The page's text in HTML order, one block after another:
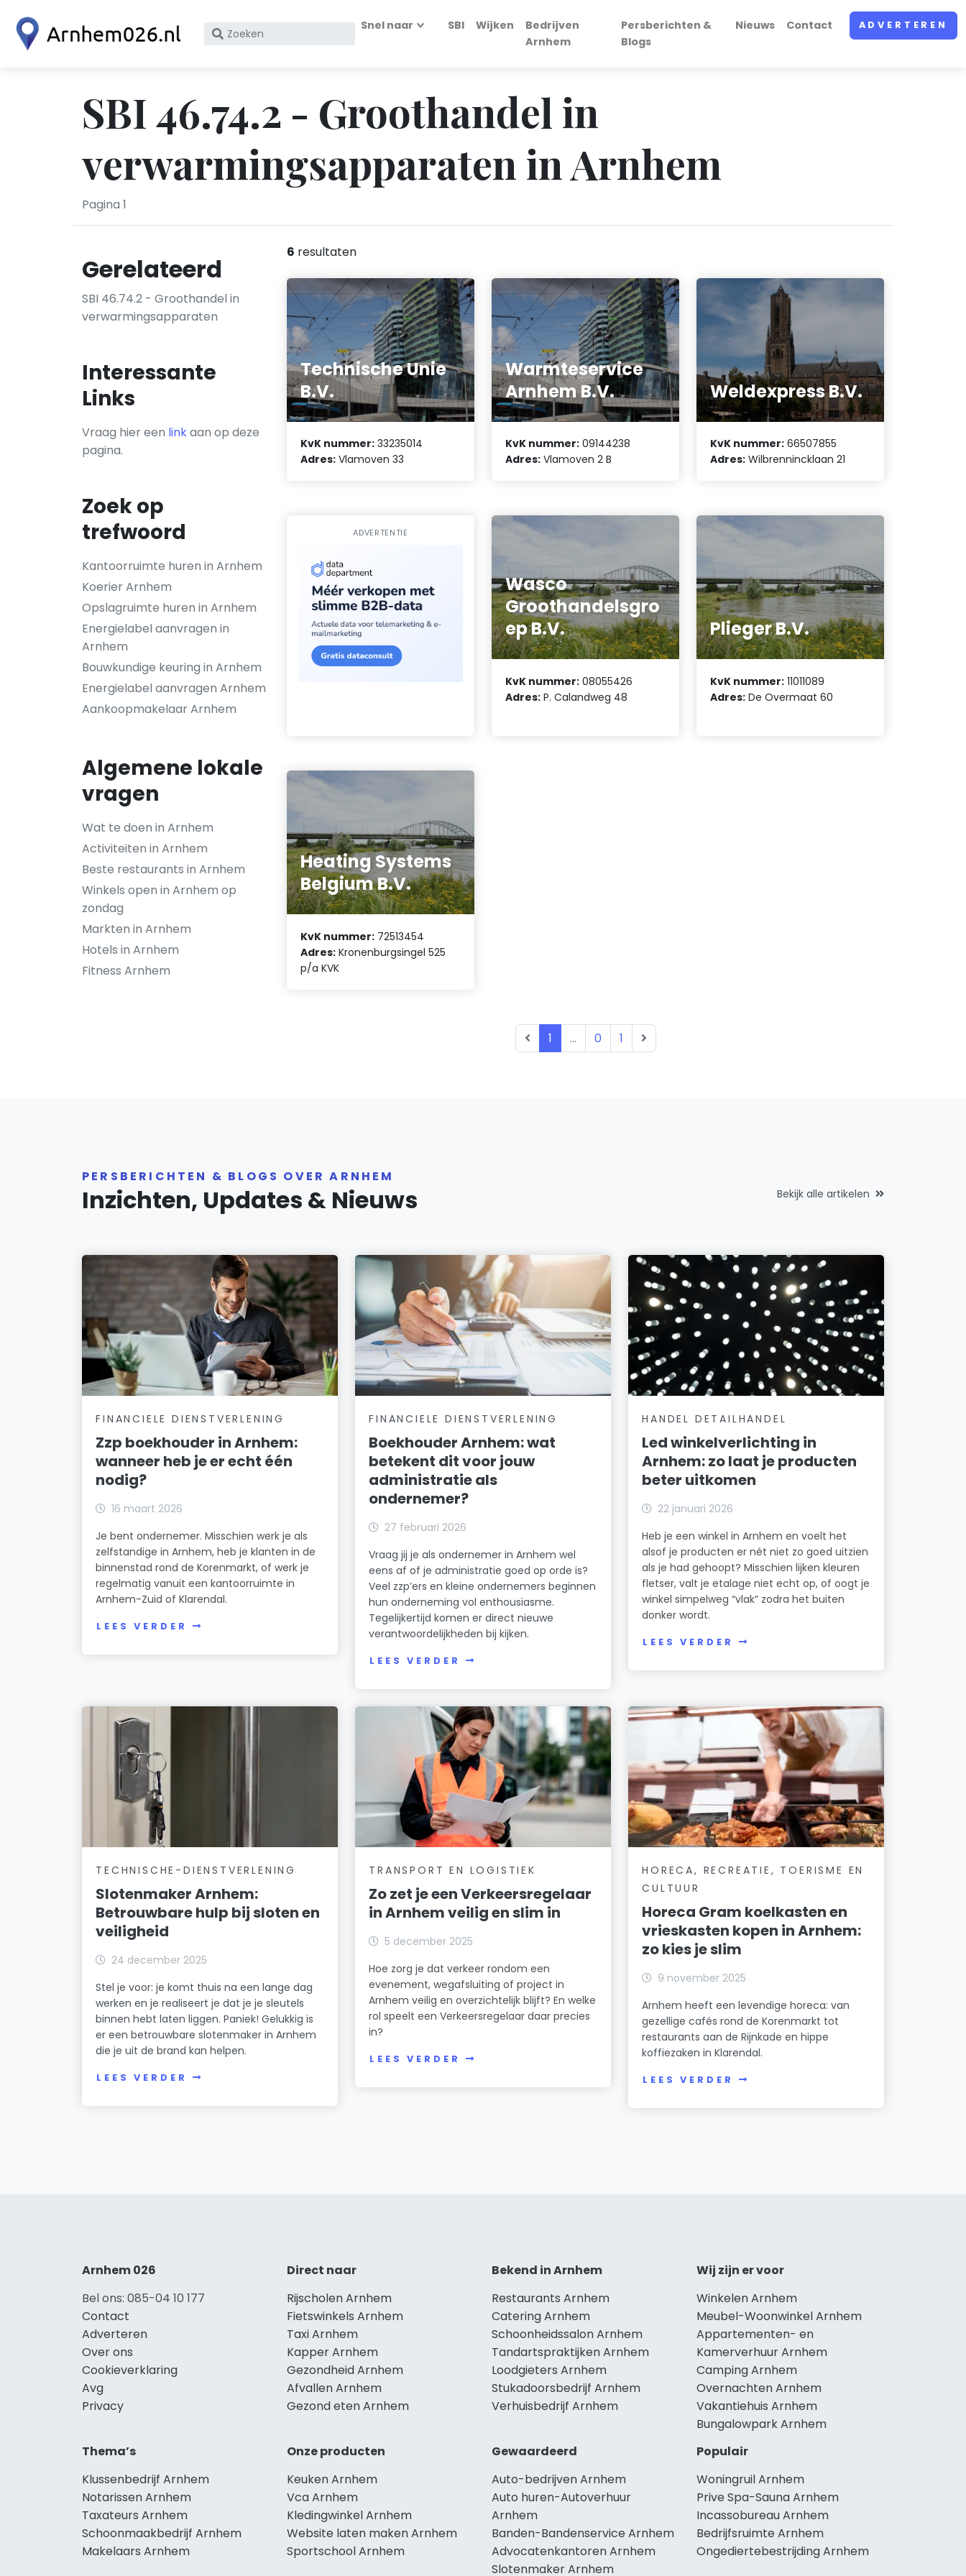
Zoek
KvK
nummer
Snel naar SBI Wijken
Bedrijven
Arnhem
Persberichten &
Blogs
Nieuws Contact ADVERTEREN
SBI 46.74.2 - Groothandel in
verwarmingsapparaten in Arnhem
Pagina 1
Gerelateerd
SBI 46.74.2 - Groothandel in
verwarmingsapparaten
Interessante
Links
Vraag hier een linkaan op deze
pagina.
Zoek op
trefwoord
Kantoorruimte huren in Arnhem
Koerier Arnhem
Opslagruimte huren in Arnhem
Energielabel aanvragen in
Arnhem
Bouwkundige keuring in Arnhem
Energielabel aanvragen Arnhem
Aankoopmakelaar Arnhem
Algemene lokale
vragen
Wat te doen in Arnhem
Activiteiten in Arnhem
Beste restaurants in Arnhem
Winkels open in Arnhem op
zondag
Markten in Arnhem
Hotels in Arnhem
Fitness Arnhem
6 resultaten
Technische Unie
B.V.
KvK nummer: 33235014
Adres: Vlamoven 33
Warmteservice
Arnhem B.V.
KvK nummer: 09144238
Adres: Vlamoven 2 B
Weldexpress B.V.
KvK nummer: 66507855
Adres: Wilbrennincklaan 21
ADVERTENTIE
Wasco
Groothandelsgro
ep B.V.
KvK nummer: 08055426
Adres: P. Calandweg 48
Plieger B.V.
KvK nummer: 11011089
Adres: De Overmaat 60
Heating Systems
Belgium B.V.
KvK nummer: 72513454
Adres: Kronenburgsingel 525
p/a KVK
1 ... 0 1
PERSBERICHTEN & BLOGS OVER ARNHEM
Inzichten, Updates & Nieuws Bekijk alle artikelen
FINANCIELE DIENSTVERLENING
Zzp boekhouder in Arnhem:
wanneer heb je er echt één
nodig?
16 maart 2026
Je bent ondernemer. Misschien werk je als
zelfstandige in Arnhem, heb je klanten in de
binnenstad rond de Korenmarkt, of werk je
regelmatig vanuit een kantoorruimte in
Arnhem-Zuid of Klarendal.
LEES VERDER
FINANCIELE DIENSTVERLENING
Boekhouder Arnhem: wat
betekent dit voor jouw
administratie als
ondernemer?
27 februari 2026
Vraag jij je als ondernemer in Arnhem wel
eens af of je administratie goed op orde is?
Veel zzp’ers en kleine ondernemers beginnen
hun onderneming vol enthousiasme.
Tegelijkertijd komen er direct nieuwe
verantwoordelijkheden bij kijken.
LEES VERDER
HANDEL DETAILHANDEL
Led winkelverlichting in
Arnhem: zo laat je producten
beter uitkomen
22 januari 2026
Heb je een winkel in Arnhem en voelt het
alsof je producten er nét niet zo goed uitzien
als je had gehoopt? Misschien lijken kleuren
fletser, valt je etalage niet echt op, of oogt je
winkel simpelweg “vlak” zodra het buiten
donker wordt.
LEES VERDER
TECHNISCHE-DIENSTVERLENING
Slotenmaker Arnhem:
Betrouwbare hulp bij sloten en
veiligheid
24 december 2025
Stel je voor: je komt thuis na een lange dag
werken en je realiseert je dat je je sleutels
binnen hebt laten liggen. Paniek! Gelukkig is
er een betrouwbare slotenmaker in Arnhem
die je uit de brand kan helpen.
LEES VERDER
TRANSPORT EN LOGISTIEK
Zo zet je een Verkeersregelaar
in Arnhem veilig en slim in
5 december 2025
Hoe zorg je dat verkeer rondom een
evenement, wegafsluiting of project in
Arnhem veilig en overzichtelijk blijft? En welke
rol speelt een Verkeersregelaar daar precies
in?
LEES VERDER
HORECA, RECREATIE, TOERISME EN
CULTUUR
Horeca Gram koelkasten en
vrieskasten kopen in Arnhem:
zo kies je slim
9 november 2025
Arnhem heeft een levendige horeca: van
gezellige cafés rond de Korenmarkt tot
restaurants aan de Rijnkade en hippe
koffiezaken in Klarendal.
LEES VERDER
Arnhem 026
Bel ons: 085-04 10 177
Contact
Adverteren
Over ons
Cookieverklaring
Avg
Privacy
Direct naar
Rijscholen Arnhem
Fietswinkels Arnhem
Taxi Arnhem
Kapper Arnhem
Gezondheid Arnhem
Afvallen Arnhem
Gezond eten Arnhem
Bekend in Arnhem
Restaurants Arnhem
Catering Arnhem
Schoonheidssalon Arnhem
Tandartspraktijken Arnhem
Loodgieters Arnhem
Stukadoorsbedrijf Arnhem
Verhuisbedrijf Arnhem
Wij zijn er voor
Winkelen Arnhem
Meubel-Woonwinkel Arnhem
Appartementen- en
Kamerverhuur Arnhem
Camping Arnhem
Overnachten Arnhem
Vakantiehuis Arnhem
Bungalowpark Arnhem
Thema’s
Klussenbedrijf Arnhem
Notarissen Arnhem
Taxateurs Arnhem
Schoonmaakbedrijf Arnhem
Makelaars Arnhem
Onze producten
Keuken Arnhem
Vca Arnhem
Kledingwinkel Arnhem
Website laten maken Arnhem
Sportschool Arnhem
Gewaardeerd
Auto-bedrijven Arnhem
Auto huren-Autoverhuur
Arnhem
Banden-Bandenservice Arnhem
Advocatenkantoren Arnhem
Slotenmaker Arnhem
Populair
Woningruil Arnhem
Prive Spa-Sauna Arnhem
Incassobureau Arnhem
Bedrijfsruimte Arnhem
Ongediertebestrijding Arnhem